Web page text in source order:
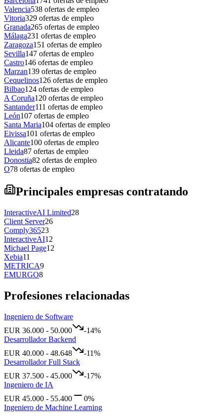
Valencia538 ofertas de empleo
Vitoria329 ofertas de empleo
Granada265 ofertas de empleo
Málaga231 ofertas de empleo
Zaragoza151 ofertas de empleo
Sevilla147 ofertas de empleo
Castro146 ofertas de empleo
Marzan139 ofertas de empleo
Cequelinos126 ofertas de empleo
Bilbao124 ofertas de empleo
A Coruña120 ofertas de empleo
Santander111 ofertas de empleo
León107 ofertas de empleo
Santa Maria104 ofertas de empleo
Eivissa101 ofertas de empleo
Alicante100 ofertas de empleo
Lleida87 ofertas de empleo
Donostia82 ofertas de empleo
O78 ofertas de empleo
Principales empresas contratando
InteractiveAI Limited28
Client Server26
Comply36523
InteractiveAI12
Michael Page12
Xebia11
METRICA9
EMURGO8
Profesiones relacionadas
Ingeniero de Software
EUR 36.000 - 50.000 -14%
Desarrollador Backend
EUR 40.000 - 48.648 -11%
Desarrollador Full Stack
EUR 37.500 - 45.000 -17%
Ingeniero de IA
EUR 45.000 - 55.400 0%
Ingeniero de Machine Learning